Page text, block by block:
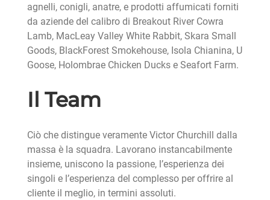
agnelli, conigli, anatre, e prodotti affumicati forniti
da aziende del calibro di Breakout River Cowra
Lamb, MacLeay Valley White Rabbit, Skara Small
Goods, BlackForest Smokehouse, Isola Chianina, U
Goose, Holombrae Chicken Ducks e Seafort Farm.
Il Team
Ciò che distingue veramente Victor Churchill dalla
massa è la squadra. Lavorano instancabilmente
insieme, uniscono la passione, l’esperienza dei
singoli e l’esperienza del complesso per offrire al
cliente il meglio, in termini assoluti.